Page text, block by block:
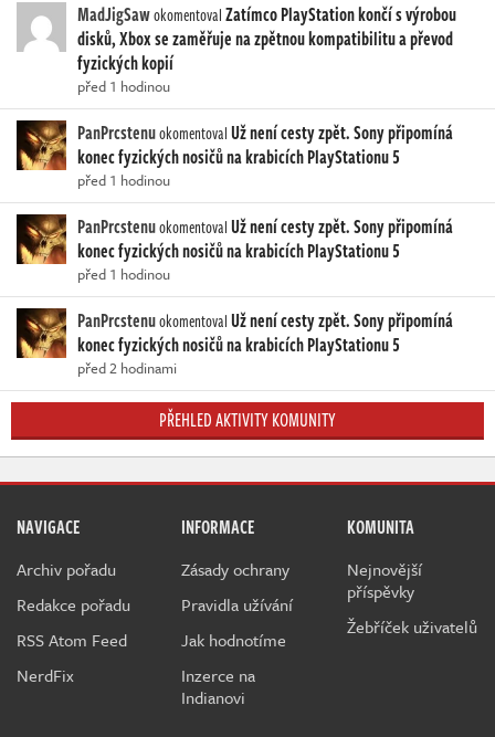
MadJigSawokomentovalZatímco PlayStation končí s výrobou
disků, Xbox se zaměřuje na zpětnou kompatibilitu a převod
fyzických kopií
před 1 hodinou
PanPrcstenuokomentovalUž není cesty zpět. Sony připomíná
konec fyzických nosičů na krabicích PlayStationu 5
před 1 hodinou
PanPrcstenuokomentovalUž není cesty zpět. Sony připomíná
konec fyzických nosičů na krabicích PlayStationu 5
před 1 hodinou
PanPrcstenuokomentovalUž není cesty zpět. Sony připomíná
konec fyzických nosičů na krabicích PlayStationu 5
před 2 hodinami
PŘEHLED AKTIVITY KOMUNITY
NAVIGACE
Archiv pořadu
Redakce pořadu
RSS Atom Feed
NerdFix
INFORMACE
Zásady ochrany
Pravidla užívání
Jak hodnotíme
Inzerce na
Indianovi
KOMUNITA
Nejnovější
příspěvky
Žebříček uživatelů